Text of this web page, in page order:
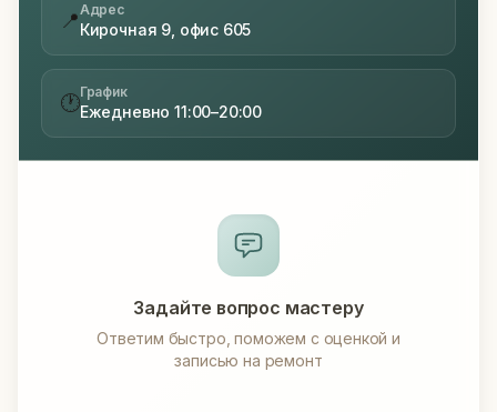
📍Адрес
Кирочная 9, офис 605
🕐График
Ежедневно 11:00–20:00
Задайте вопрос мастеру
Ответим быстро, поможем с оценкой и
записью на ремонт